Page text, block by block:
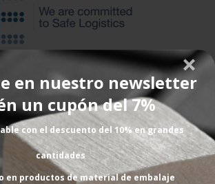
en nuestro newsletter
un cupón del 7%
con el descuento del 10% en grandes
cantidades
en productos de material de embalaje
EUMOS 40509, tu
y reputación están
en riesgo
logístico actual, donde la seguridad,